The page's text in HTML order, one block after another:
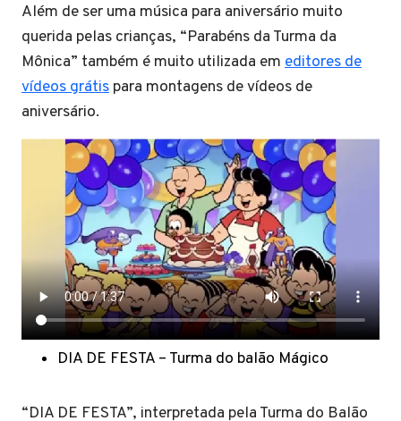
Além de ser uma música para aniversário muito
querida pelas crianças, “Parabéns da Turma da
Mônica” também é muito utilizada em editores de
vídeos grátis para montagens de vídeos de
aniversário.
DIA DE FESTA – Turma do balão Mágico
“DIA DE FESTA”, interpretada pela Turma do Balão